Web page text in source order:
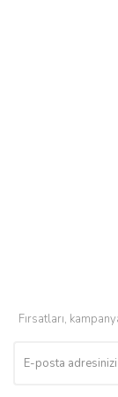
Fırsatları,